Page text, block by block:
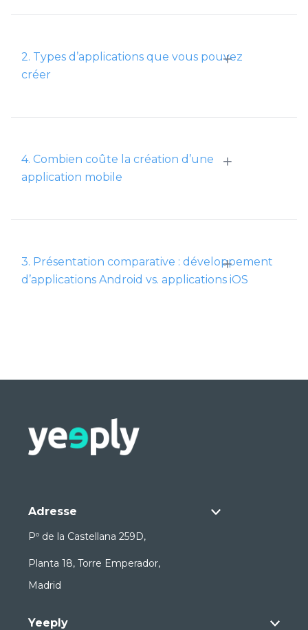
+
2. Types d’applications que vous pouvez
créer
+
4. Combien coûte la création d’une
application mobile
+
3. Présentation comparative : développement
d’applications Android vs. applications iOS
Adresse
Pº de la Castellana 259D,
Planta 18, Torre Emperador,
Madrid
Yeeply